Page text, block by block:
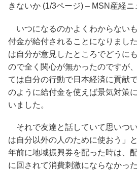
きないか (1/3ページ) – MSN産経ニ
いつになるのかよくわからない
付金が給付されることになりまし
は自分が意見したところでどうに
ので全く関心が無かったのですが
ては自分の行動で日本経済に貢献
のように給付金を使えば景気対策
いました。
それで友達と話していて思いつ
は自分以外の人のために使おう」
年前に地域振興券を配った時は、
に回されて消費刺激にならなかっ